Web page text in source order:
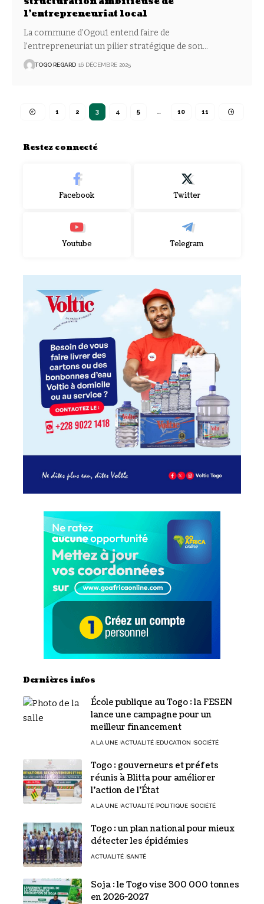
l’entrepreneuriat local
La commune d’Ogou1 entend faire de
l’entrepreneuriat un pilier stratégique de son…
TOGO REGARD 16 DÉCEMBRE 2025
1 2 3 4 5 … 10 11
Restez connecté
Facebook Twitter
Youtube Telegram
Dernières infos
École publique au Togo : la FESEN
lance une campagne pour un
meilleur financement
A LA UNE ACTUALITÉ EDUCATION SOCIÉTÉ
Togo : gouverneurs et préfets
réunis à Blitta pour améliorer
l’action de l’État
A LA UNE ACTUALITÉ POLITIQUE SOCIÉTÉ
Togo : un plan national pour mieux
détecter les épidémies
ACTUALITÉ SANTÉ
Soja : le Togo vise 300 000 tonnes
en 2026-2027